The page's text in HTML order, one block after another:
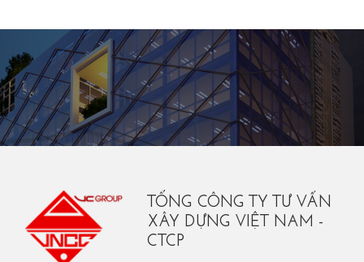
TỔNG CÔNG TY TƯ VẤN
XÂY DỰNG VIỆT NAM -
CTCP